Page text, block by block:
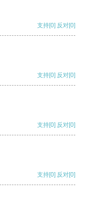
支持[0] 反对[0]
支持[0] 反对[0]
支持[0] 反对[0]
支持[0] 反对[0]